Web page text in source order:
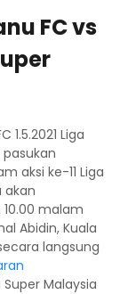
FC vs
1.5.2021 Liga
aksi ke-11 Liga
akan
10.00 malam
Abidin, Kuala
langsung
Malaysia